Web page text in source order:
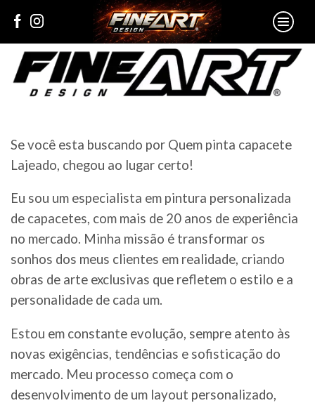
Se você esta buscando por Quem pinta capacete
Lajeado, chegou ao lugar certo!
Eu sou um especialista em pintura personalizada
de capacetes, com mais de 20 anos de experiência
no mercado. Minha missão é transformar os
sonhos dos meus clientes em realidade, criando
obras de arte exclusivas que refletem o estilo e a
personalidade de cada um.
Estou em constante evolução, sempre atento às
novas exigências, tendências e sofisticação do
mercado. Meu processo começa com o
desenvolvimento de um layout personalizado,